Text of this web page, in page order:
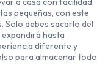
pequeñas, con este
Solo debes sacarlo del
hasta
diferente y
para almacenar todo